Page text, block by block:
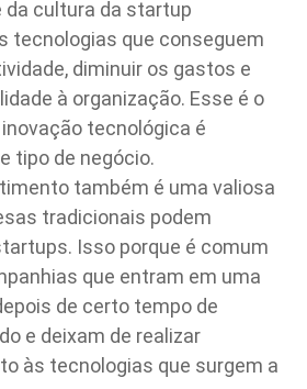
cultura da startup
tecnologias que conseguem
diminuir os gastos e
à organização. Esse é o
tecnológica é
tipo de negócio.
também é uma valiosa
tradicionais podem
Isso porque é comum
que entram em uma
de certo tempo de
e deixam de realizar
às tecnologias que surgem a